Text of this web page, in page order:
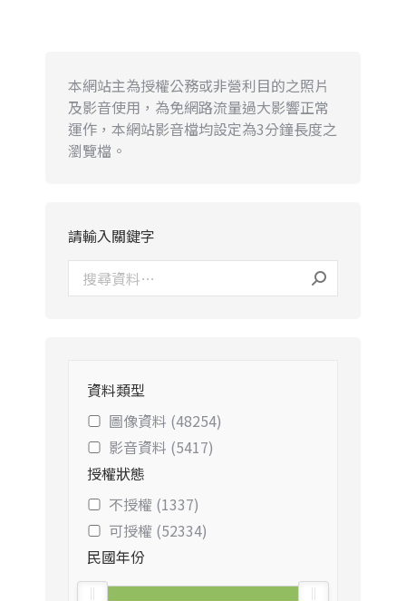
本網站主為授權公務或非營利目的之照片
及影音使用，為免網路流量過大影響正常
運作，本網站影音檔均設定為3分鐘長度之
瀏覽檔。
請輸入關鍵字
資料類型
圖像資料 (48254)
影音資料 (5417)
授權狀態
不授權 (1337)
可授權 (52334)
民國年份